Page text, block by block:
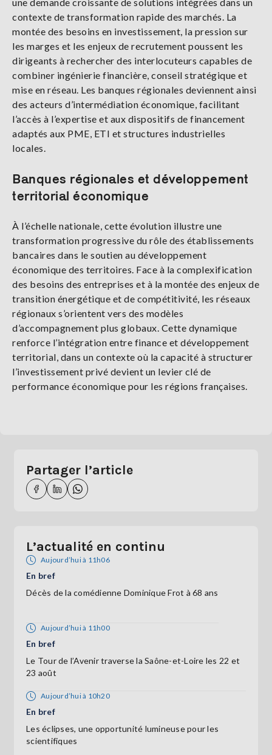
contexte de transformation rapide des marchés. La
montée des besoins en investissement, la pression sur
les marges et les enjeux de recrutement poussent les
dirigeants à rechercher des interlocuteurs capables de
combiner ingénierie financière, conseil stratégique et
mise en réseau. Les banques régionales deviennent ainsi
des acteurs d’intermédiation économique, facilitant
l’accès à l’expertise et aux dispositifs de financement
adaptés aux PME, ETI et structures industrielles
locales.
Banques régionales et développement
territorial économique
À l’échelle nationale, cette évolution illustre une
transformation progressive du rôle des établissements
bancaires dans le soutien au développement
économique des territoires. Face à la complexification
des besoins des entreprises et à la montée des enjeux de
transition énergétique et de compétitivité, les réseaux
régionaux s’orientent vers des modèles
d’accompagnement plus globaux. Cette dynamique
renforce l’intégration entre finance et développement
territorial, dans un contexte où la capacité à structurer
l’investissement privé devient un levier clé de
performance économique pour les régions françaises.
Partager l’article
L’actualité en continu
Aujourd’hui à 11h06
En bref
Décès de la comédienne Dominique Frot à 68 ans
Aujourd’hui à 11h00
En bref
Le Tour de l’Avenir traverse la Saône-et-Loire les 22 et
23 août
Aujourd’hui à 10h20
En bref
Les éclipses, une opportunité lumineuse pour les
scientifiques